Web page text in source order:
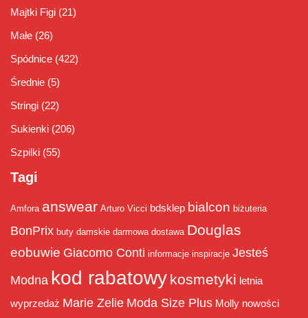
Majtki Figi (21)
Małe (26)
Spódnice (422)
Średnie (5)
Stringi (22)
Sukienki (206)
Szpilki (55)
Tagi
Amfora answear Arturo Vicci bdsklep bialcon biżuteria
BonPrix buty damskie darmowa dostawa Douglas
eobuwie Giacomo Conti informacje inspiracje Jesteś
Modna kod rabatowy kosmetyki letnia
wyprzedaż Marie Zelie Moda Size Plus Molly nowości